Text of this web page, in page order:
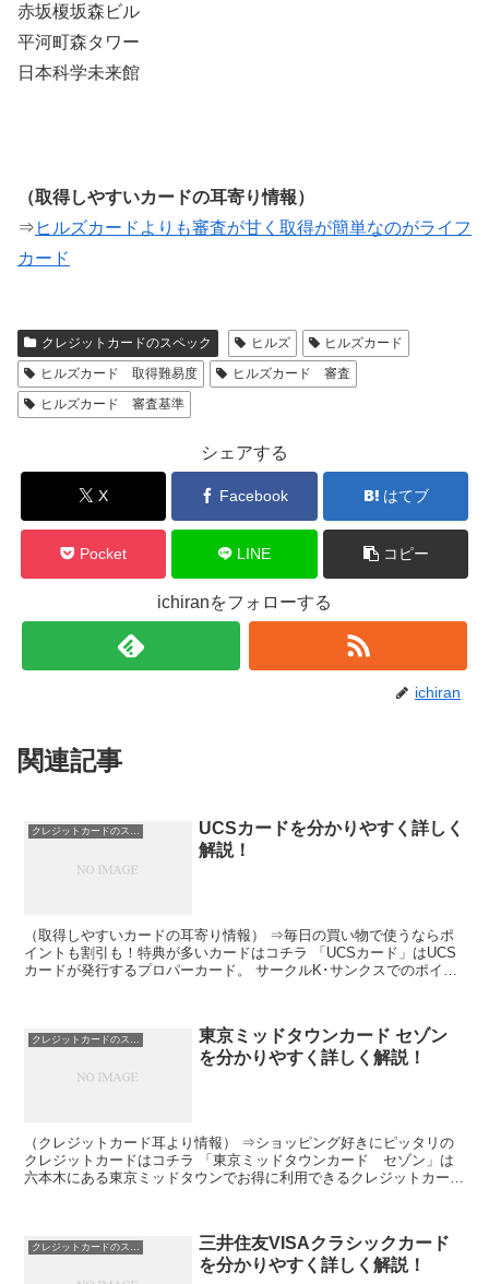
赤坂榎坂森ビル
平河町森タワー
日本科学未来館
（取得しやすいカードの耳寄り情報）
⇒ ヒルズカードよりも審査が甘く取得が簡単なのがライフ
カード
クレジットカードのスペック ヒルズ
ヒルズカード
ヒルズカード 取得難易度
ヒルズカード 審査
ヒルズカード 審査基準
シェアする
X Facebook はてブ
Pocket LINE コピー
ichiranをフォローする
ichiran
関連記事
クレジットカードのスペック
UCSカードを分かりやすく詳しく
解説！
（取得しやすいカードの耳寄り情報） ⇒毎日の買い物で使うならポ
イントも割引も！特典が多いカードはコチラ 「UCSカード」はUCS
カードが発行するプロパーカード。 サークルK･サンクスでのポイン
東京ミッドタウンカード セゾン
を分かりやすく詳しく解説！
（クレジットカード耳より情報） ⇒ショッピング好きにピッタリの
クレジットカードはコチラ 「東京ミッドタウンカード セゾン」は
六本木にある東京ミッドタウンでお得に利用できるクレジットカード
クレジットカードのスペック
三井住友VISAクラシックカード
を分かりやすく詳しく解説！